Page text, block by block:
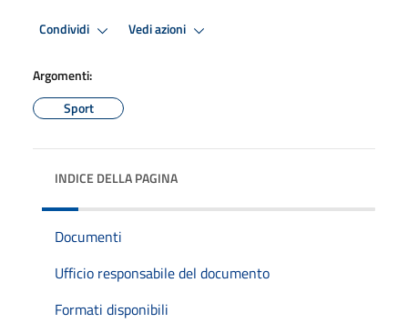
Condividi Vedi azioni
Argomenti:
Sport
INDICE DELLA PAGINA
Documenti
Ufficio responsabile del documento
Formati disponibili